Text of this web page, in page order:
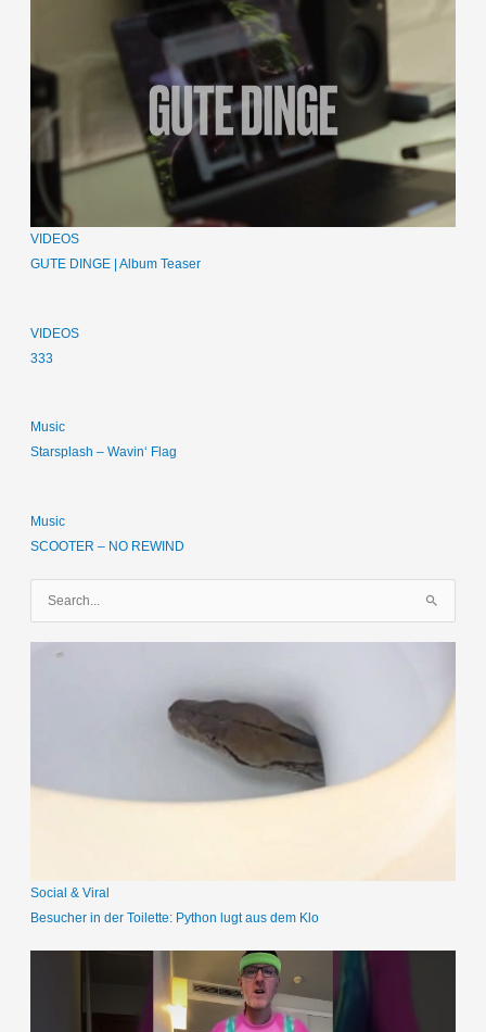
VIDEOS
GUTE DINGE | Album Teaser
VIDEOS
333
Music
Starsplash – Wavin‘ Flag
Music
SCOOTER – NO REWIND
c
c
Social & Viral
Besucher in der Toilette: Python lugt aus dem Klo